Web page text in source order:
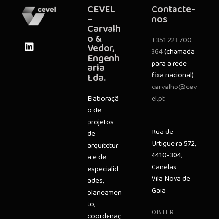
CEVEL
–
Carvalh
o &
Vedor,
Engenh
aria
Lda.
Elaboraçã
o de
projetos
de
arquitetur
a e de
especialid
ades,
planeamen
to,
coordenaç
Contacte-
nos
+351 223 700
364(chamada
para a rede
fixa nacional)
carvalho@cev
el.pt
Rua de
Urtigueira 572,
4410-304,
Canelas
Vila Nova de
Gaia
OBTER